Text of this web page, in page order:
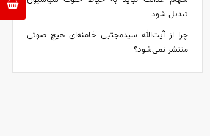
تبدیل شود
چرا از آیت‌الله سیدمجتبی خامنه‌ای هیچ صوتی
منتشر نمی‌شود؟